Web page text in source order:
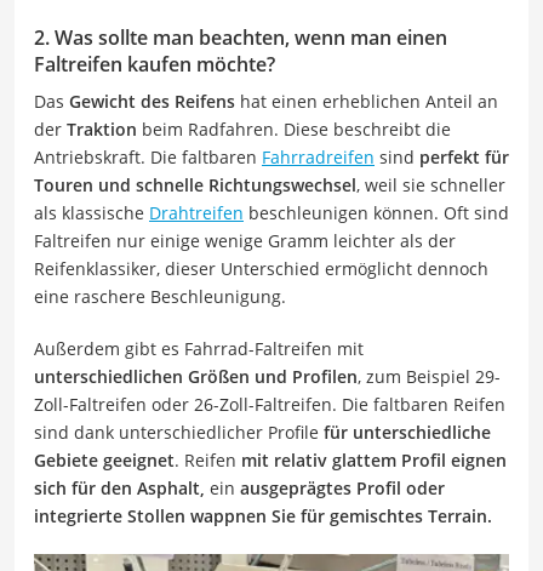
2. Was sollte man beachten, wenn man einen
Faltreifen kaufen möchte?
Das Gewicht des Reifens hat einen erheblichen Anteil an
der Traktion beim Radfahren. Diese beschreibt die
Antriebskraft. Die faltbaren Fahrradreifen sind perfekt für
Touren und schnelle Richtungswechsel, weil sie schneller
als klassische Drahtreifen beschleunigen können. Oft sind
Faltreifen nur einige wenige Gramm leichter als der
Reifenklassiker, dieser Unterschied ermöglicht dennoch
eine raschere Beschleunigung.
Außerdem gibt es Fahrrad-Faltreifen mit
unterschiedlichen Größen und Profilen, zum Beispiel 29-
Zoll-Faltreifen oder 26-Zoll-Faltreifen. Die faltbaren Reifen
sind dank unterschiedlicher Profile für unterschiedliche
Gebiete geeignet. Reifen mit relativ glattem Profil eignen
sich für den Asphalt, ein ausgeprägtes Profil oder
integrierte Stollen wappnen Sie für gemischtes Terrain.